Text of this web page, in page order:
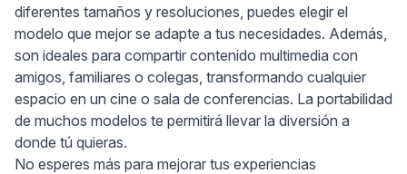
diferentes tamaños y resoluciones, puedes elegir el
modelo que mejor se adapte a tus necesidades. Además,
son ideales para compartir contenido multimedia con
amigos, familiares o colegas, transformando cualquier
espacio en un cine o sala de conferencias. La portabilidad
de muchos modelos te permitirá llevar la diversión a
donde tú quieras.
No esperes más para mejorar tus experiencias